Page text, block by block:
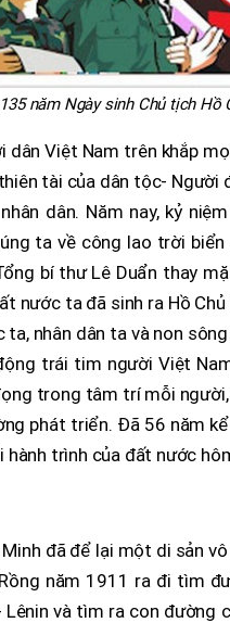
năm Ngày sinh Chủ tịch Hồ
dân Việt Nam trên khắp
tài của dân tộc- Người
dân. Năm nay, kỷ
ta về công lao trời
bí thư Lê Duẩn thay
nước ta đã sinh ra Hồ
nhân dân ta và non
trái tim người Việt
trong tâm trí mỗi
phát triển. Đã 56 năm
trình của đất nước
đã để lại một di sản
năm 1911 ra đi tìm
và tìm ra con đường